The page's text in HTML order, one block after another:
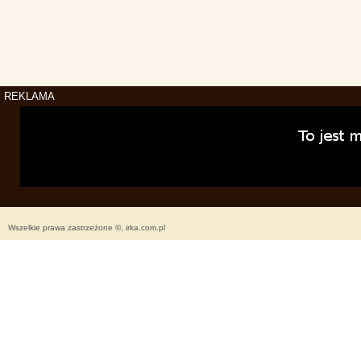
REKLAMA
Wszelkie prawa zastrzeżone ©, irka.com.pl